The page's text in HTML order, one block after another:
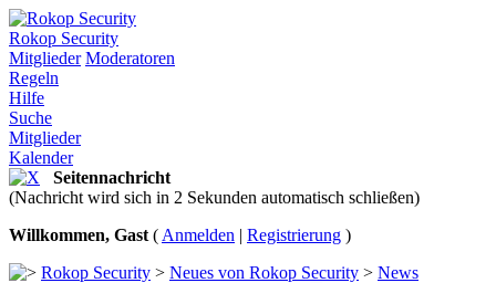
Rokop Security
Mitglieder Moderatoren
Regeln
Hilfe
Suche
Mitglieder
Kalender
Seitennachricht
(Nachricht wird sich in 2 Sekunden automatisch schließen)
Willkommen, Gast ( Anmelden | Registrierung )
Rokop Security > Neues von Rokop Security > News